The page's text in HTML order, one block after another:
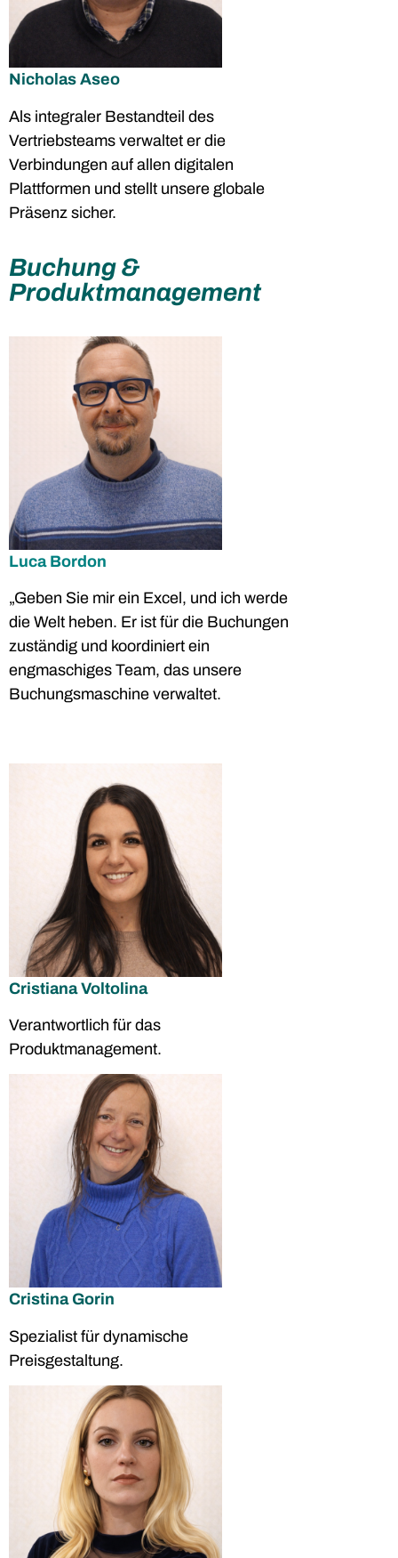
Nicholas Aseo
Als integraler Bestandteil des
Vertriebsteams verwaltet er die
Verbindungen auf allen digitalen
Plattformen und stellt unsere globale
Präsenz sicher.
Buchung &
Produktmanagement
Luca Bordon
„Geben Sie mir ein Excel, und ich werde
die Welt heben. Er ist für die Buchungen
zuständig und koordiniert ein
engmaschiges Team, das unsere
Buchungsmaschine verwaltet.
Cristiana Voltolina
Verantwortlich für das
Produktmanagement.
Cristina Gorin
Spezialist für dynamische
Preisgestaltung.